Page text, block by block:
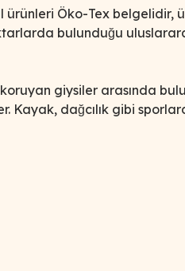
ürünleri Öko-Tex belgelidir,
bulunduğu
giysiler arasında
Kayak, dağcılık gibi